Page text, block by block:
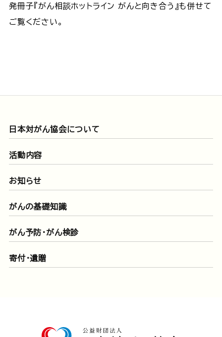
発冊子『がん相談ホットライン がんと向き合う』も併せて
ご覧ください。
日本対がん協会について
活動内容
お知らせ
がんの基礎知識
がん予防・がん検診
寄付・遺贈